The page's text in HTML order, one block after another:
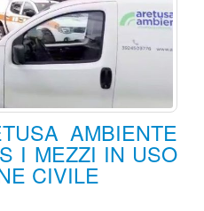
AMBIENTE
I MEZZI IN USO
CIVILE